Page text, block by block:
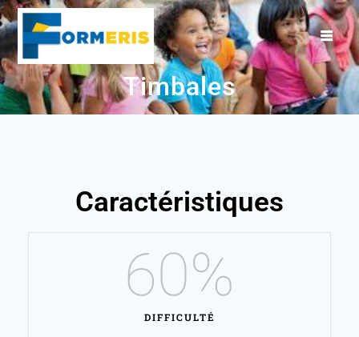
Timbales
Caractéristiques
DIFFICULTÉ
60%